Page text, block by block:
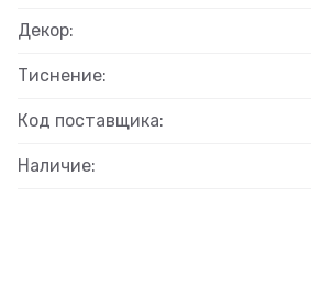
Декор:
Тиснение:
Код поставщика:
Наличие: